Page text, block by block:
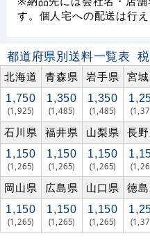
す。個人宅への配送は行え
都道府県別送料一覧表
北海道
青森県 岩手県 宮
1,750
(1,925)
1,350
(1,485)
1,350
(1,485)
石川県 福井県 山梨県 長
1,150
(1,265)
1,150
(1,265)
1,150
(1,265)
岡山県 広島県 山口県 徳
1,150
(1,265)
1,150
(1,265)
1,150
(1,265)